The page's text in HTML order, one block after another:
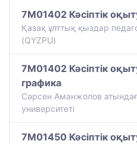
7M01402 Кәсіптік
Қазақ ұлттық қыздар
(QYZPU)
7M01402 Кәсіптік
графика
Сәрсен Аманжолов
университеті
7M01450 Кәсіптік